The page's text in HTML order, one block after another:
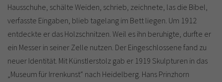
Hausschuhe, schälte Weiden, schrieb, zeichnete, las die Bibel,
verfasste Eingaben, blieb tagelang im Bett liegen. Um 1912
entdeckte er das Holzschnitzen. Weil es ihn beruhigte, durfte er
ein Messer in seiner Zelle nutzen. Der Eingeschlossene fand zu
neuer Identität. Mit Künstlerstolz gab er 1919 Skulpturen in das
„Museum für Irrenkunst“ nach Heidelberg. Hans Prinzhorn